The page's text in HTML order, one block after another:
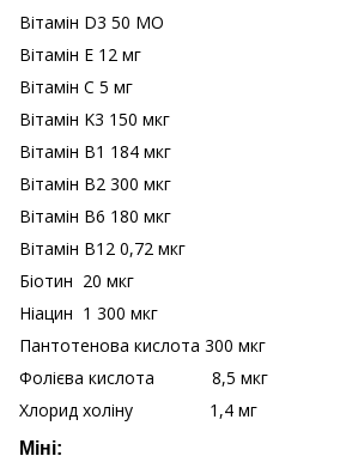
Вітамін D3 50 МО
Вітамін Е 12 мг
Вітамін C 5 мг
Вітамін K3 150 мкг
Вітамін B1 184 мкг
Вітамін B2 300 мкг
Вітамін B6 180 мкг
Вітамін B12 0,72 мкг
Біотин 20 мкг
Ніацин 1 300 мкг
Пантотенова кислота 300 мкг
Фолієва кислота 8,5 мкг
Хлорид холіну 1,4 мг
Міні: